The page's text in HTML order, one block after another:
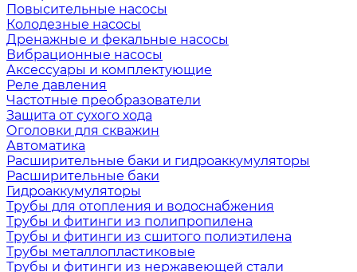
Повысительные насосы
Колодезные насосы
Дренажные и фекальные насосы
Вибрационные насосы
Аксессуары и комплектующие
Реле давления
Частотные преобразователи
Защита от сухого хода
Оголовки для скважин
Автоматика
Расширительные баки и гидроаккумуляторы
Расширительные баки
Гидроаккумуляторы
Трубы для отопления и водоснабжения
Трубы и фитинги из полипропилена
Трубы и фитинги из сшитого полиэтилена
Трубы металлопластиковые
Трубы и фитинги из нержавеющей стали